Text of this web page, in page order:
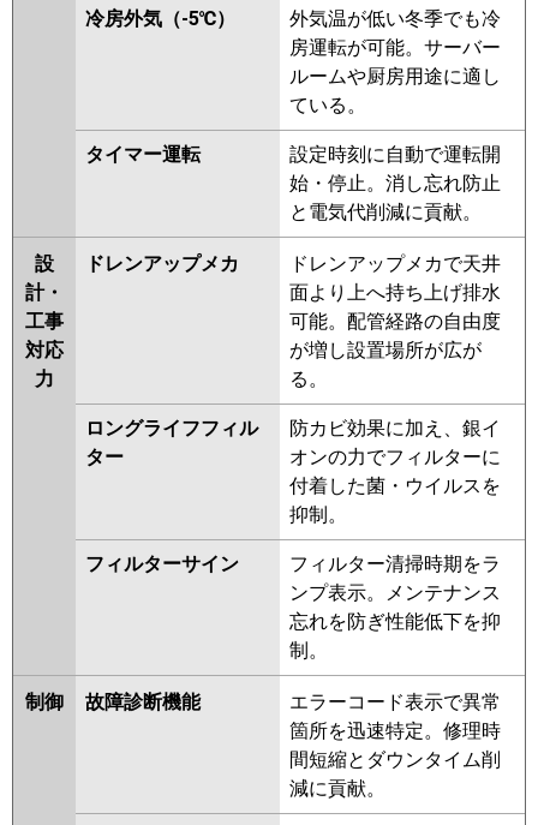
ZRMP112ELFV PLZX-
ZRMP112EFGV PLZX-
ZRMP112ELFGV
PLZX-
ZRMP112EFR PLZX-
ZRMP112ELFR PLZX-
ZRMP112EFGR PLZX-
ZRMP112ELFGR
日立 RCI-GP112RGHP9 RCI-
GP112RGHP8 RCI-GP112RGHP7
RCI-GP112RGHP6 RCI-
GP112RGHP5 RCI-GP112RGHP4
RCI-GP112RGHP3 RCI-
AP112GHP6-kobe
AP112GHP6
三菱重工
FDTZ1126HP6S-airf
FDTZ1126HP6S FDTZ1126HP6S-
FDTZ1126HP6S-rak
FDTZ1125HP5SA-airf
FDTZ1125HP5SA
FDTZ1125HP5SA-osj
FDTZ1125HP5SA-rak
FDTZ1125HP5S-osj
FDTZ1125HP5S-airf
FDTZ1125HP5S-airflex
FDTZ1125HP5S FDTZ1125HP5S-
冷房外気（-5℃）
外気温が低い冬季でも冷
房運転が可能。サーバー
ルームや厨房用途に適し
ている。
タイマー運転
設定時刻に自動で運転開
始・停止。消し忘れ防止
と電気代削減に貢献。
設
計・
工事
対応
力
ドレンアップメカ
ドレンアップメカで天井
面より上へ持ち上げ排水
可能。配管経路の自由度
が増し設置場所が広が
る。
ロングライフフィル
ター
防カビ効果に加え、銀イ
オンの力でフィルターに
付着した菌・ウイルスを
抑制。
フィルターサイン
フィルター清掃時期をラ
ンプ表示。メンテナンス
忘れを防ぎ性能低下を抑
制。
制御 故障診断機能
エラーコード表示で異常
箇所を迅速特定。修理時
間短縮とダウンタイム削
減に貢献。